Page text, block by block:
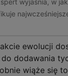
wyjaśnia, w
ewolucji
dodawania
wiąże się